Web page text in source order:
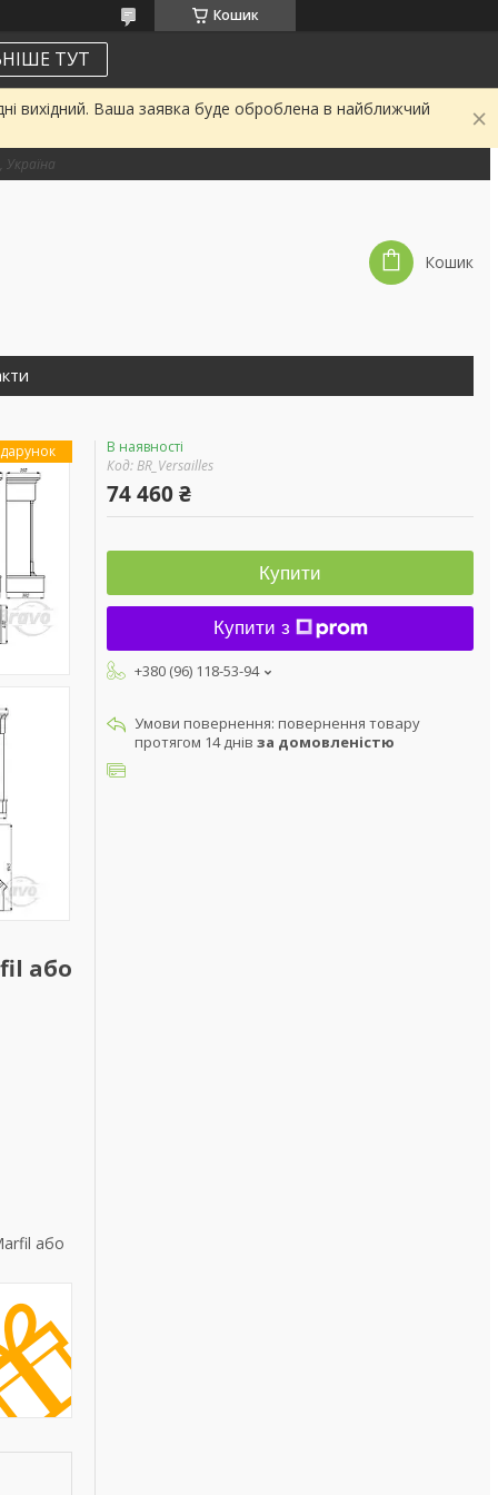
Кошик
ТУТ
вихідний. Ваша заявка буде оброблена в найближчий
Україна
Кошик
або
або
В наявності
Код:BR_Versailles
74 460 ₴
Купити
Купити з
+380 (96) 118-53-94
повернення товару
протягом 14 днів за домовленістю